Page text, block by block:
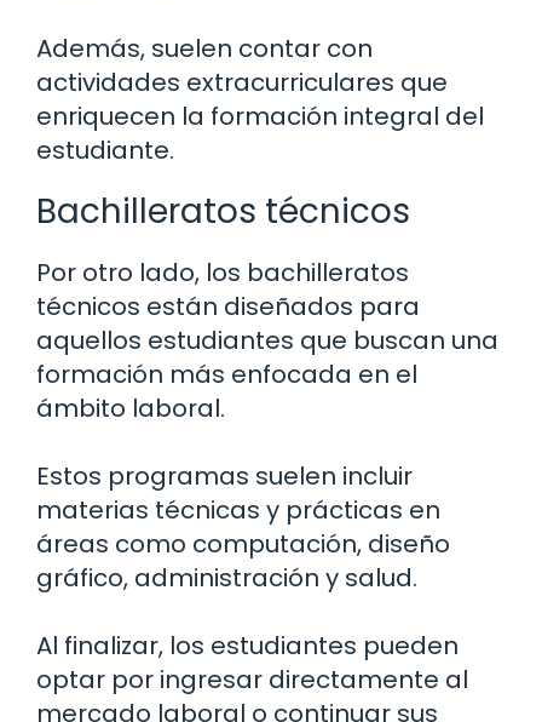
Además, suelen contar con
actividades extracurriculares que
enriquecen la formación integral del
estudiante.
Bachilleratos técnicos
Por otro lado, los bachilleratos
técnicos están diseñados para
aquellos estudiantes que buscan una
formación más enfocada en el
ámbito laboral.
Estos programas suelen incluir
materias técnicas y prácticas en
áreas como computación, diseño
gráfico, administración y salud.
Al finalizar, los estudiantes pueden
optar por ingresar directamente al
mercado laboral o continuar sus